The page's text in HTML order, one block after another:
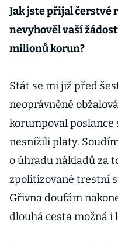
Jak jste přijal čerstvé
nevyhověl vaší
milionů korun?
Stát se mi již před
neoprávněně
korumpoval poslance
nesnížili platy.
o úhradu nákladů za
zpolitizované trestní
Gřivna doufám
dlouhá cesta možná i